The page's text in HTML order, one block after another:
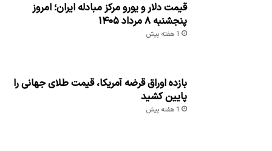
قیمت دلار و یورو مرکز مبادله ایران؛ امروز
پنجشنبه ۸ مرداد ۱۴۰۵
1 هفته پیش
بازده اوراق قرضه آمریکا، قیمت طلای جهانی را
پایین کشید
1 هفته پیش